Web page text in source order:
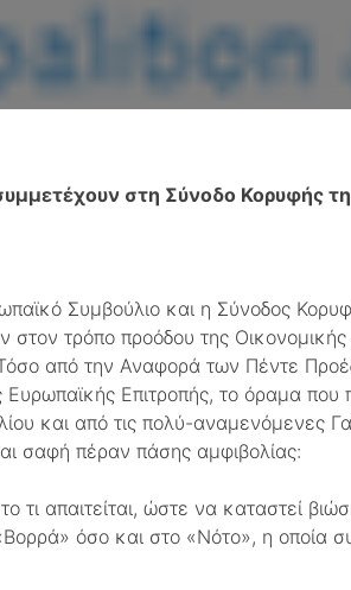
στη Σύνοδο Κορυφής
Συμβούλιο και η Σύνοδος
στον τρόπο προόδου της
από την Αναφορά των Πέντε
Ευρωπαϊκής Επιτροπής, το όραμα
και από τις πολύ-αναμενόμενες
σαφή πέραν πάσης αμφιβολίας:
τι απαιτείται, ώστε να καταστεί
όσο και στο «Νότο», η οποία